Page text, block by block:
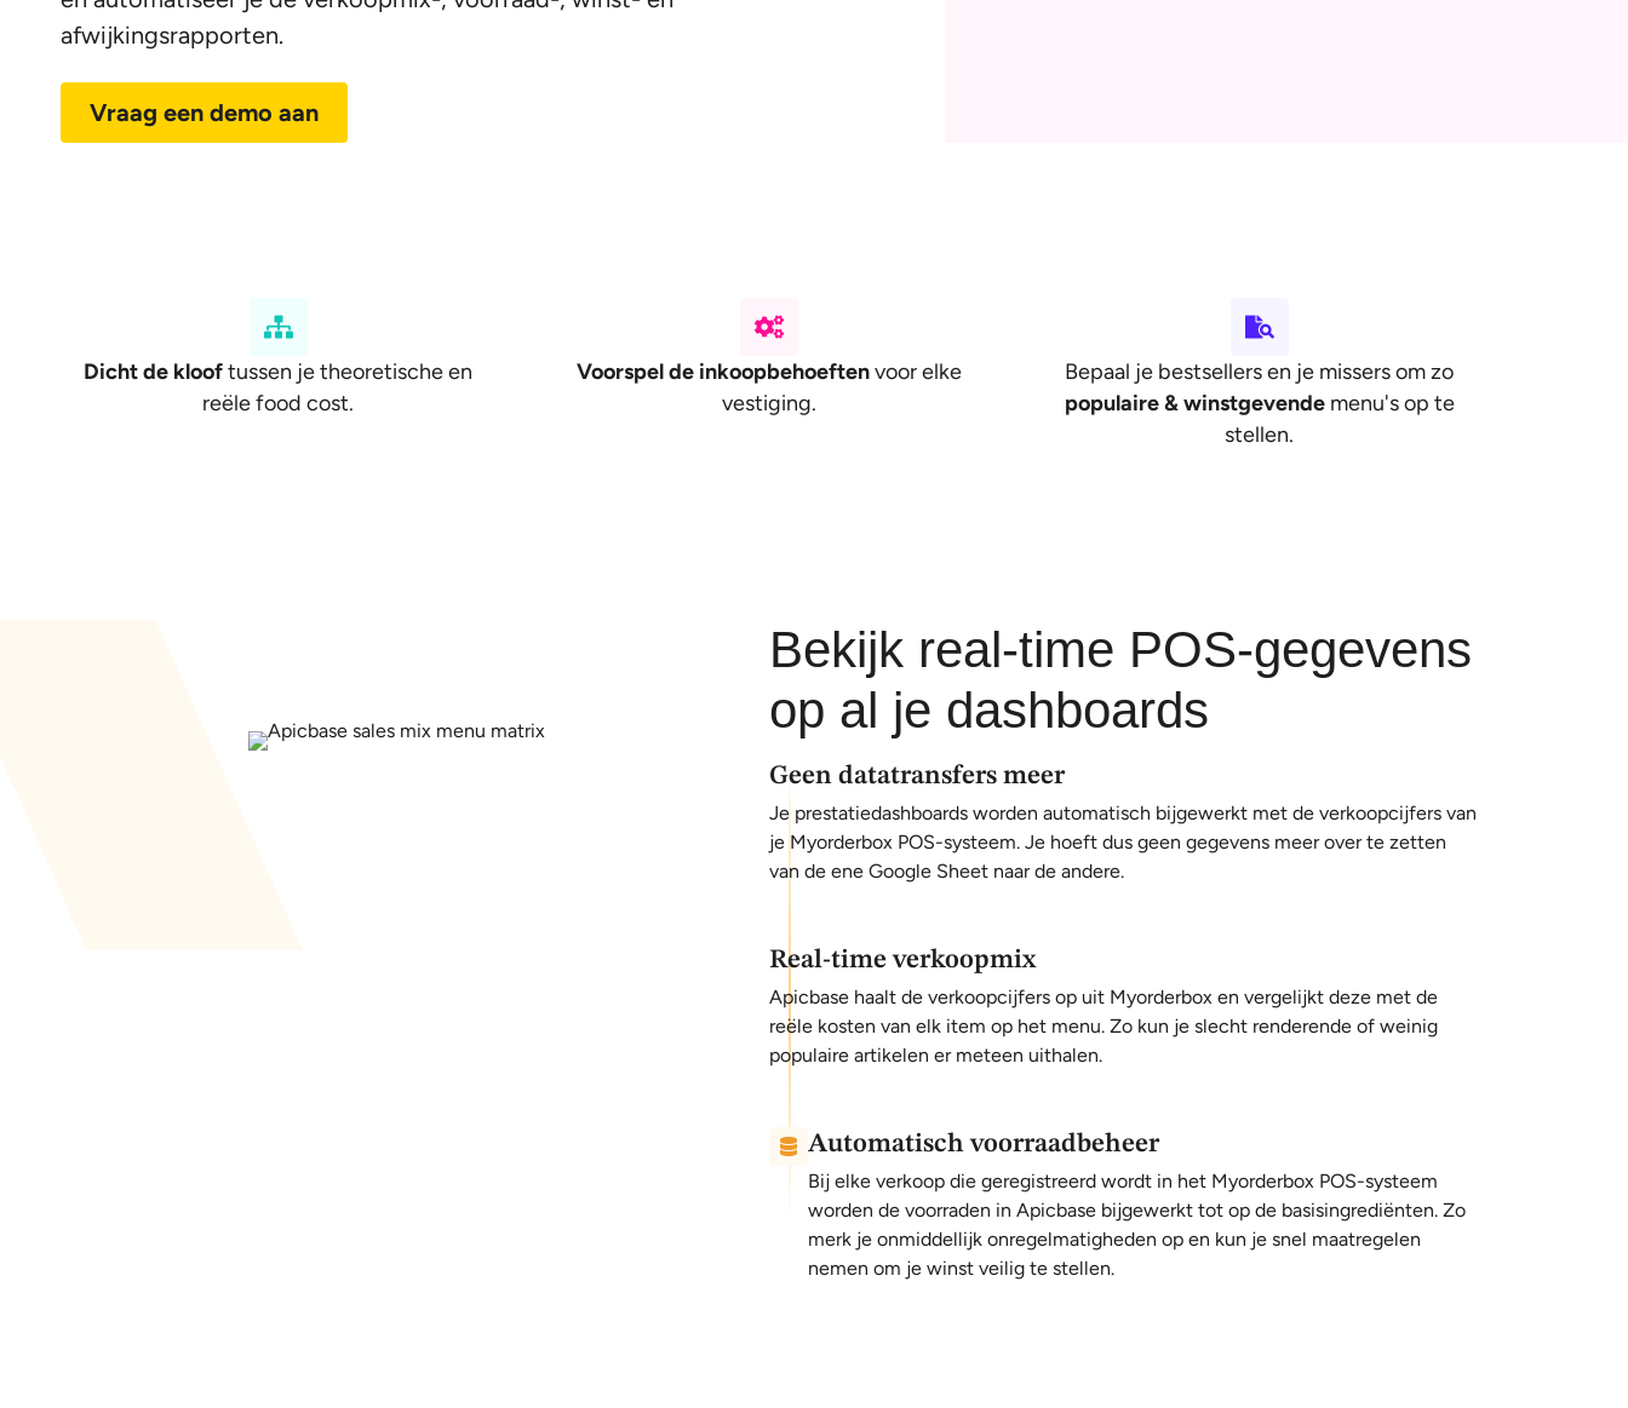
afwijkingsrapporten.
Vraag een demo aan
Dicht de klooftussen je theoretische en
reële food cost.
Voorspel de inkoopbehoeftenvoor elke
vestiging.
Bepaal je bestsellers en je missers om zo
populaire & winstgevendemenu's op te
stellen.
Bekijk real-time POS-gegevens
op al je dashboards
Geen datatransfers meer
Je prestatiedashboards worden automatisch bijgewerkt met de verkoopcijfers van
je Myorderbox POS-systeem. Je hoeft dus geen gegevens meer over te zetten
van de ene Google Sheet naar de andere.
Real-time verkoopmix
Apicbase haalt de verkoopcijfers op uit Myorderbox en vergelijkt deze met de
reële kosten van elk item op het menu. Zo kun je slecht renderende of weinig
populaire artikelen er meteen uithalen.
Automatisch voorraadbeheer
Bij elke verkoop die geregistreerd wordt in het Myorderbox POS-systeem
worden de voorraden in Apicbase bijgewerkt tot op de basisingrediënten. Zo
merk je onmiddellijk onregelmatigheden op en kun je snel maatregelen
nemen om je winst veilig te stellen.